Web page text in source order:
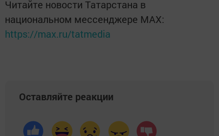
Читайте новости Татарстана в
национальном мессенджере MАХ:
https://max.ru/tatmedia
Оставляйте реакции